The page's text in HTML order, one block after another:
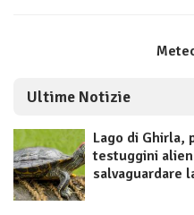
Ultime Notizie
Lago di Ghirla,
testuggini
salvaguardare